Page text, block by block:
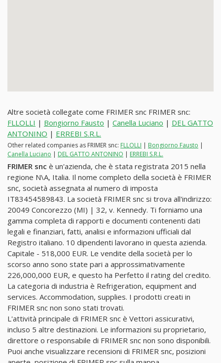
Altre società collegate come FRIMER snc FRIMER snc:
FLLOLLI | Bongiorno Fausto | Canella Luciano | DEL GATTO
ANTONINO | ERREBI S.R.L.
Other related companies as FRIMER snc: FLLOLLI | Bongiorno Fausto |
Canella Luciano | DEL GATTO ANTONINO | ERREBI S.R.L.
FRIMER snc è un'azienda, che è stata registrata 2015 nella
regione N\A, Italia. Il nome completo della società è FRIMER
snc, società assegnata al numero di imposta
IT83454589843. La società FRIMER snc si trova all'indirizzo:
20049 Concorezzo (MI) | 32, v. Kennedy. Ti forniamo una
gamma completa di rapporti e documenti contenenti dati
legali e finanziari, fatti, analisi e informazioni ufficiali dal
Registro italiano. 10 dipendenti lavorano in questa azienda.
Capitale - 518,000 EUR. Le vendite della società per lo
scorso anno sono state pari a approssimativamente
226,000,000 EUR, e questo ha Perfetto il rating del credito.
La categoria di industria è Refrigeration, equipment and
services. Accommodation, supplies. I prodotti creati in
FRIMER snc non sono stati trovati.
L'attività principale di FRIMER snc è Vettori assicurativi,
incluso 5 altre destinazioni. Le informazioni su proprietario,
direttore o responsabile di FRIMER snc non sono disponibili.
Puoi anche visualizzare recensioni di FRIMER snc, posizioni